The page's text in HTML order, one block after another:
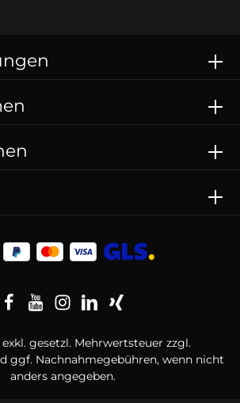
exkl. gesetzl. Mehrwertsteuer zzgl.
ggf. Nachnahmegebühren, wenn nicht
anders angegeben.